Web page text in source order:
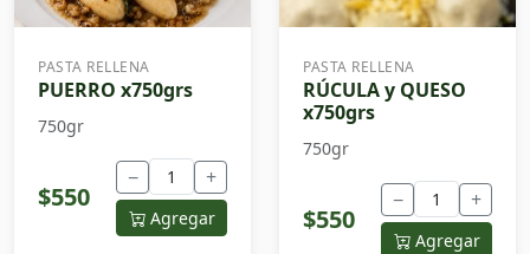
PASTA RELLENA
PUERRO x750grs
750gr
$550
− +
Agregar
PASTA RELLENA
RÚCULA y QUESO
x750grs
750gr
$550
− +
Agregar